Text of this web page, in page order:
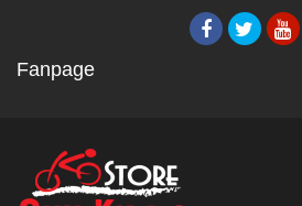
Fanpage